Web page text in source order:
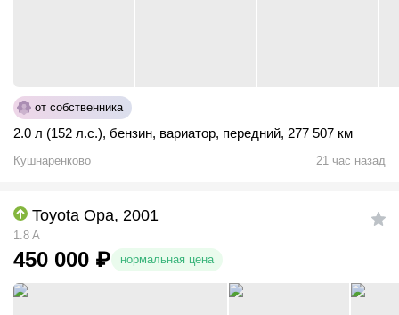
от собственника
2.0 л (152 л.с.), бензин, вариатор, передний, 277 507 км
Кушнаренково 21 час назад
Toyota Opa, 2001
1.8 A
450 000 ₽ нормальная цена